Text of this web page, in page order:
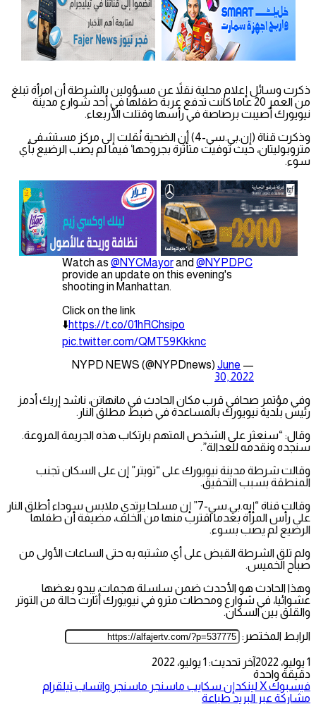
ذكرت وسائل إعلام محلية نقلاً عن مسؤولين بالشرطة أن امرأة تبلغ
من العمر 20 عاما كانت تدفع عربة طفلها في أحد شوارع مدينة
نيويورك أصيبت برصاصة في رأسها وقتلت الأربعاء.
وذكرت قناة (إن.بي.سي-4) أن الضحية نُقلت إلى مركز مستشفى
متروبوليتان، حيث توفيت متأثرة بجروحها‘ فيما لم يصب الرضيع بأي
سوء.
Watch as @NYCMayorand @NYPDPC
provide an update on this evening's
shooting in Manhattan.
Click on the link
⬇️https://t.co/01hRChsipo
pic.twitter.com/QMT59Kkknc
— NYPD NEWS (@NYPDnews)
June
30, 2022
وفي مؤتمر صحافي قرب مكان الحادث في مانهاتن، ناشد إريك أدمز
رئيس بلدية نيويورك بالمساعدة في ضبط مطلق النار.
وقال: “سنعثر على الشخص المتهم بارتكاب هذه الجريمة المروعة.
سنجده ونقدمه للعدالة”.
وقالت شرطة مدينة نيويورك على “تويتر” إن على السكان تجنب
المنطقة بسبب التحقيق.
وقالت قناة “إيه.بي.سي-7” إن مسلحا يرتدي ملابس سوداء أطلق النار
على رأس المرأة بعدما اقترب منها من الخلف، مضيفة أن طفلها
الرضيع لم يصب بسوء.
ولم تلق الشرطة القبض على أي مشتبه به حتى الساعات الأولى من
صباح الخميس.
وهذا الحادث هو الأحدث ضمن سلسلة هجمات، يبدو بعضها
عشوائيا، في شوارع ومحطات مترو في نيويورك أثارت حالة من التوتر
والقلق بين السكان.
الرابط المختصر:
1 يوليو، 2022
آخر تحديث: 1 يوليو، 2022
دقيقة واحدة
فيسبوك‫Xلينكدإن سكايب ماسنجر ماسنجر واتساب تيلقرام
مشاركة عبر البريد طباعة